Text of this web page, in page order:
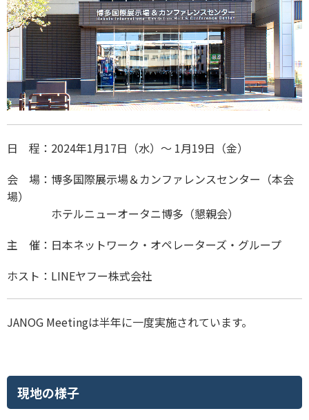
日 程：2024年1月17日（水）～ 1月19日（金）
会 場：博多国際展示場＆カンファレンスセンター（本会
場）
ホテルニューオータニ博多（懇親会）
主 催：日本ネットワーク・オペレーターズ・グループ
ホスト：LINEヤフー株式会社
JANOG Meetingは半年に一度実施されています。
現地の様子